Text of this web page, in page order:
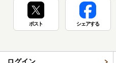
ポスト シェアする
ログイン